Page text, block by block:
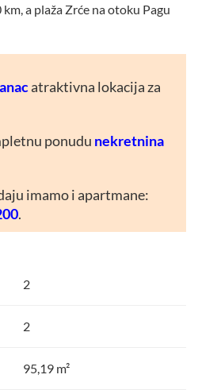
a plaža Zrće na otoku Pagu
atraktivna lokacija za
ponudu nekretnina
imamo i apartmane:
.
2
2
95,19 m²